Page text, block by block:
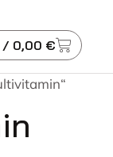
/ 0,00 €